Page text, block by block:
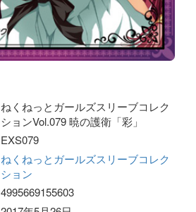
ねくねっとガールズスリーブコレク
ションVol.079 暁の護衛「彩」
EXS079
ねくねっとガールズスリーブコレク
ション
4995669155603